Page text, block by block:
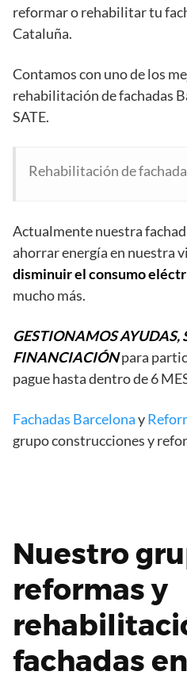
reformar o rehabilitar tu
Cataluña.
Contamos con uno de los
rehabilitación de fachadas
SATE.
Rehabilitación de
Actualmente nuestra
ahorrar energía en nuestra
disminuir el consumo
mucho más.
GESTIONAMOS AYUDAS,
FINANCIACIÓNpara
pague hasta dentro de 6
Fachadas Barcelonay
grupo construcciones y
Nuestro
reformas y
fachadas